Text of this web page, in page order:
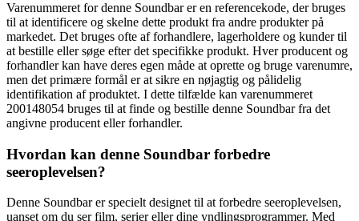
Varenummeret for denne Soundbar er en referencekode, der bruges
til at identificere og skelne dette produkt fra andre produkter på
markedet. Det bruges ofte af forhandlere, lagerholdere og kunder til
at bestille eller søge efter det specifikke produkt. Hver producent og
forhandler kan have deres egen måde at oprette og bruge varenumre,
men det primære formål er at sikre en nøjagtig og pålidelig
identifikation af produktet. I dette tilfælde kan varenummeret
200148054 bruges til at finde og bestille denne Soundbar fra det
angivne producent eller forhandler.
Hvordan kan denne Soundbar forbedre
seeroplevelsen?
Denne Soundbar er specielt designet til at forbedre seeroplevelsen,
uanset om du ser film, serier eller dine yndlingsprogrammer. Med